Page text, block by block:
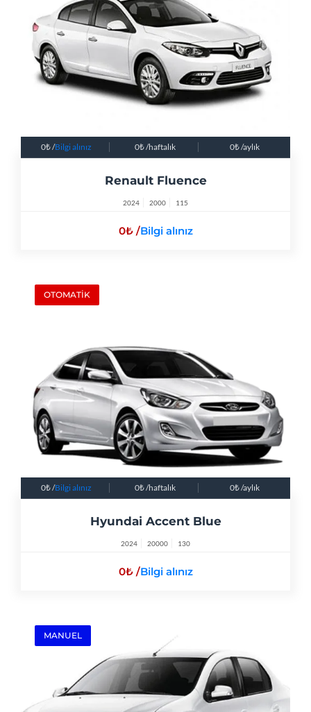
0 /Bilgi alınız 0 /haftalık 0 /aylık
Renault Fluence
2024 2000 115
0 /Bilgi alınız
OTOMATİK
0 /Bilgi alınız 0 /haftalık 0 /aylık
Hyundai Accent Blue
2024 20000 130
0 /Bilgi alınız
MANUEL